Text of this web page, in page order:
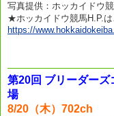
写真提供：ホッカイドウ
★ホッカイドウ競馬H.P.は
https://
第20回 ブリーダー
場
8/20（木）702ch